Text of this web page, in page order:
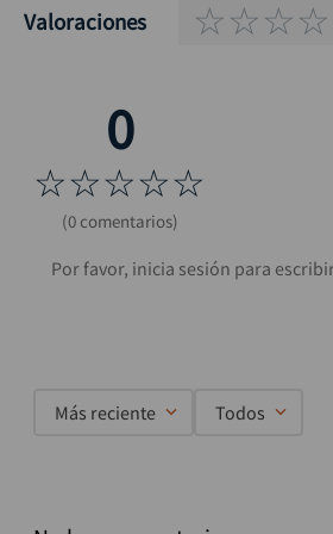
Valoraciones ☆☆☆☆
☆☆☆☆☆
(0 comentarios)
Más reciente Todos